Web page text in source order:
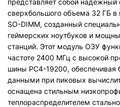
сверхбольшого объема 32 ГБ
SO-DIMM, созданный
геймерских ноутбуков и
станций. Этот модуль ОЗУ
частоте 2400 МГц с высокой
шины PC4-19200, обеспечивая
данными при пиковых
оснащена стильным
теплораспределителем